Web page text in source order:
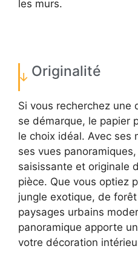
les murs.
Originalité
Si vous recherchez une
se démarque, le papier
le choix idéal. Avec ses
ses vues
saisissante et originale
pièce. Que vous optiez
jungle exotique, de
paysages urbains
panoramique apporte
votre décoration